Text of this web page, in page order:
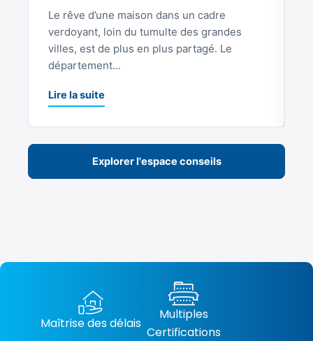
Le rêve d’une maison dans un cadre
verdoyant, loin du tumulte des grandes
villes, est de plus en plus partagé. Le
département...
Lire la suite
Explorer l'espace conseils
Maîtrise des délais
Multiples
Certifications